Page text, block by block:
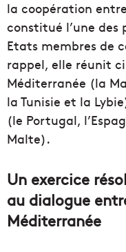
la coopération
constitué l’une des
Etats membres de
rappel, elle réunit
Méditerranée (la
la Tunisie et la
(le Portugal,
Malte).
Un exercice
au dialogue
Méditerranée